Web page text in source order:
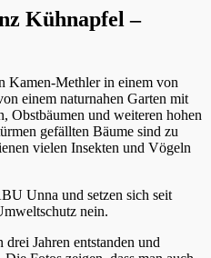
Kühnapfel –
Kamen-Methler in einem von
einem naturnahen Garten mit
Obstbäumen und weiteren hohen
gefällten Bäume sind zu
vielen Insekten und Vögeln
Unna und setzen sich seit
nein.
Jahren entstanden und